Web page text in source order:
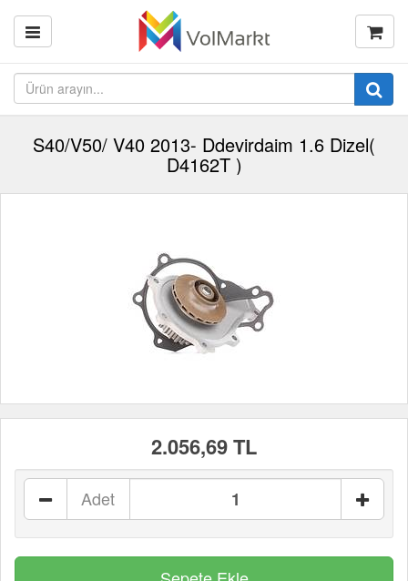
S40/V50/ V40 2013- Ddevirdaim 1.6 Dizel(
D4162T )
2.056,69 TL
Adet